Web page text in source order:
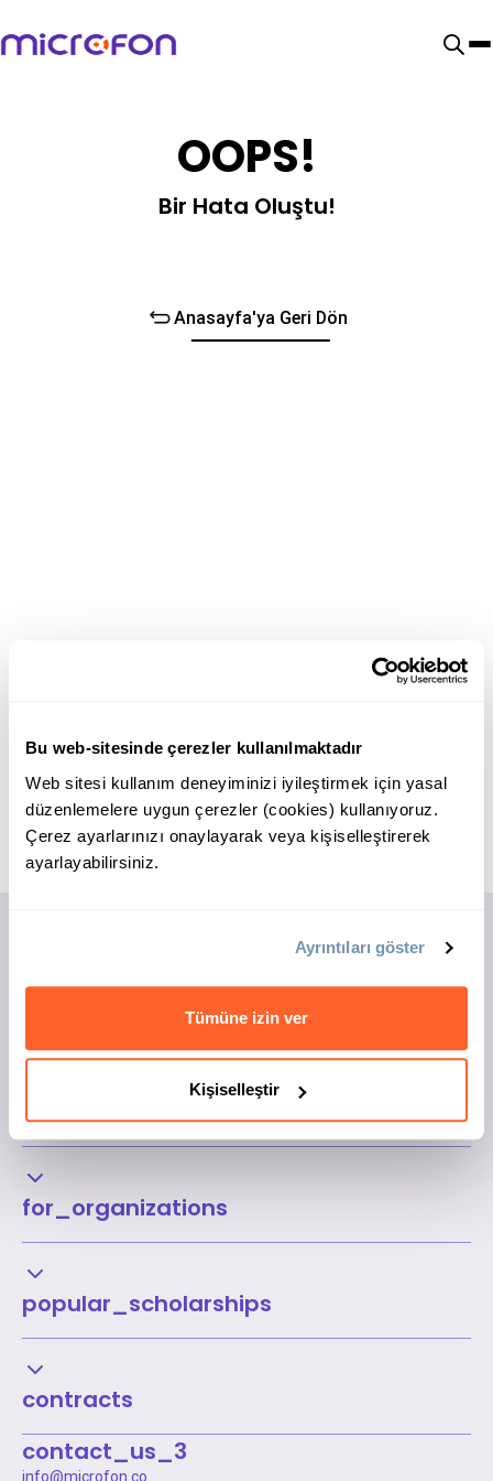
Bu web-sitesinde çerezler kullanılmaktadır
Web sitesi kullanım deneyiminizi iyileştirmek için yasal
düzenlemelere uygun çerezler (cookies) kullanıyoruz.
Çerez ayarlarınızı onaylayarak veya kişiselleştirerek
ayarlayabilirsiniz.
Ayrıntıları göster
Tümüne izin ver
Kişiselleştir
OOPS!
Bir Hata Oluştu!
Anasayfa'ya Geri Dön
Kurumsal
for_organizations
popular_scholarships
contracts
contact_us_3
info@microfon.co